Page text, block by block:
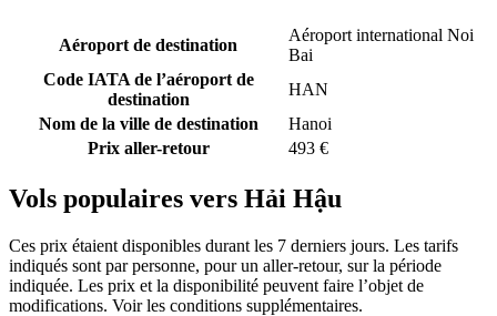
Aéroport de destination
Aéroport international Noi
Bai
Code IATA de l’aéroport de
destination
HAN
Nom de la ville de destination
Hanoi
Prix aller-retour
493 €
Vols populaires vers Hải Hậu
Ces prix étaient disponibles durant les 7 derniers jours. Les tarifs
indiqués sont par personne, pour un aller-retour, sur la période
indiquée. Les prix et la disponibilité peuvent faire l’objet de
modifications. Voir les conditions supplémentaires.